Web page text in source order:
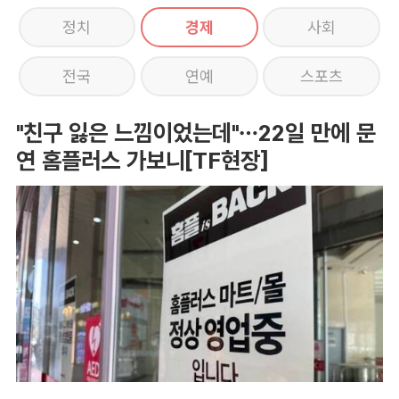
정치 경제 사회
전국 연예 스포츠
"친구 잃은 느낌이었는데"…22일 만에 문
연 홈플러스 가보니[TF현장]